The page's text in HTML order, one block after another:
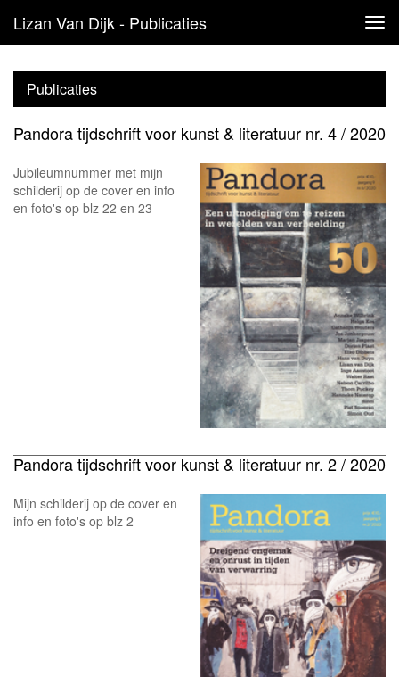
Lizan Van Dijk - Publicaties
Publicaties
Pandora tijdschrift voor kunst & literatuur nr. 4 / 2020
Jubileumnummer met mijn
schilderij op de cover en info
en foto's op blz 22 en 23
Pandora tijdschrift voor kunst & literatuur nr. 2 / 2020
Mijn schilderij op de cover en
info en foto's op blz 2